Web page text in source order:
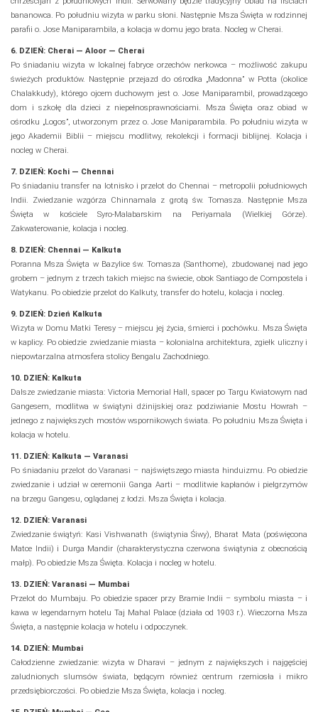
bananowca. Po południu wizyta w parku słoni. Następnie Msza Święta w rodzinnej
parafii o. Jose Maniparambila, a kolacja w domu jego brata. Nocleg w Cherai.
6. DZIEŃ: Cherai — Aloor — Cherai
Po śniadaniu wizyta w lokalnej fabryce orzechów nerkowca – możliwość zakupu
świeżych produktów. Następnie przejazd do ośrodka „Madonna” w Potta (okolice
Chalakkudy), którego ojcem duchowym jest o. Jose Maniparambil, prowadzącego
dom i szkołę dla dzieci z niepełnosprawnościami. Msza Święta oraz obiad w
ośrodku „Logos”, utworzonym przez o. Jose Maniparambila. Po południu wizyta w
jego Akademii Biblii – miejscu modlitwy, rekolekcji i formacji biblijnej. Kolacja i
nocleg w Cherai.
7. DZIEŃ: Kochi — Chennai
Po śniadaniu transfer na lotnisko i przelot do Chennai – metropolii południowych
Indii. Zwiedzanie wzgórza Chinnamala z grotą św. Tomasza. Następnie Msza
Święta w kościele Syro-Malabarskim na Periyamala (Wielkiej Górze).
Zakwaterowanie, kolacja i nocleg.
8. DZIEŃ: Chennai — Kalkuta
Poranna Msza Święta w Bazylice św. Tomasza (Santhome), zbudowanej nad jego
grobem – jednym z trzech takich miejsc na świecie, obok Santiago de Compostela i
Watykanu. Po obiedzie przelot do Kalkuty, transfer do hotelu, kolacja i nocleg.
9. DZIEŃ: Dzień Kalkuta
Wizyta w Domu Matki Teresy – miejscu jej życia, śmierci i pochówku. Msza Święta
w kaplicy. Po obiedzie zwiedzanie miasta – kolonialna architektura, zgiełk uliczny i
niepowtarzalna atmosfera stolicy Bengalu Zachodniego.
10. DZIEŃ: Kalkuta
Dalsze zwiedzanie miasta: Victoria Memorial Hall, spacer po Targu Kwiatowym nad
Gangesem, modlitwa w świątyni dżinijskiej oraz podziwianie Mostu Howrah –
jednego z największych mostów wspornikowych świata. Po południu Msza Święta i
kolacja w hotelu.
11. DZIEŃ: Kalkuta — Varanasi
Po śniadaniu przelot do Varanasi – najświętszego miasta hinduizmu. Po obiedzie
zwiedzanie i udział w ceremonii Ganga Aarti – modlitwie kapłanów i pielgrzymów
na brzegu Gangesu, oglądanej z łodzi. Msza Święta i kolacja.
12. DZIEŃ: Varanasi
Zwiedzanie świątyń: Kasi Vishwanath (świątynia Śiwy), Bharat Mata (poświęcona
Matce Indii) i Durga Mandir (charakterystyczna czerwona świątynia z obecnością
małp). Po obiedzie Msza Święta. Kolacja i nocleg w hotelu.
13. DZIEŃ: Varanasi — Mumbai
Przelot do Mumbaju. Po obiedzie spacer przy Bramie Indii – symbolu miasta – i
kawa w legendarnym hotelu Taj Mahal Palace (działa od 1903 r.). Wieczorna Msza
Święta, a następnie kolacja w hotelu i odpoczynek.
14. DZIEŃ: Mumbai
Całodzienne zwiedzanie: wizyta w Dharavi – jednym z największych i najgęściej
zaludnionych slumsów świata, będącym również centrum rzemiosła i mikro
przedsiębiorczości. Po obiedzie Msza Święta, kolacja i nocleg.